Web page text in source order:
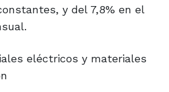
y del 7,8% en el
eléctricos y materiales